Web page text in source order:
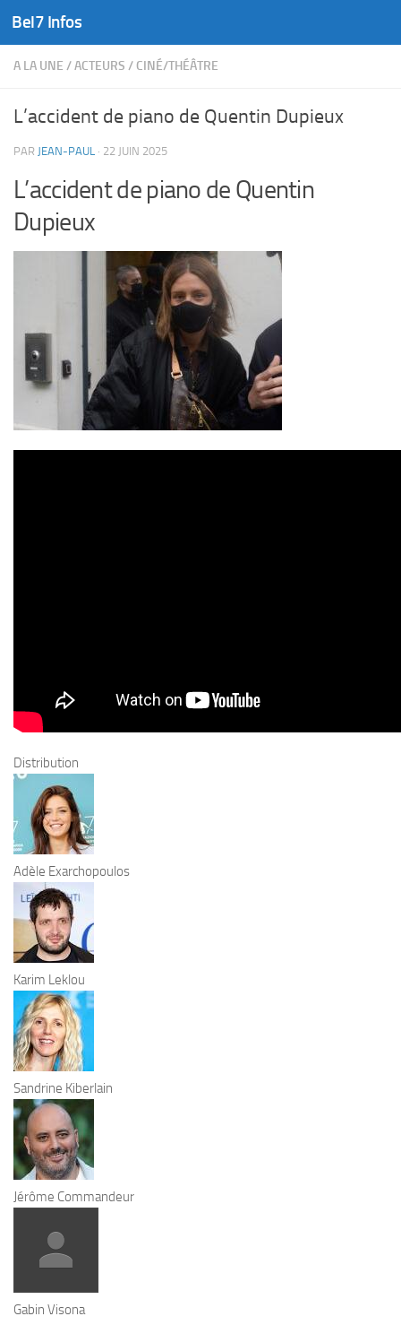
Skip to content
Bel7 Infos
A LA UNE /ACTEURS / CINÉ/THÉÂTRE
L’accident de piano de Quentin Dupieux
PAR JEAN-PAUL · 22 JUIN 2025
L’accident de piano de Quentin
Dupieux
Distribution
Adèle Exarchopoulos
Karim Leklou
Sandrine Kiberlain
Jérôme Commandeur
Gabin Visona